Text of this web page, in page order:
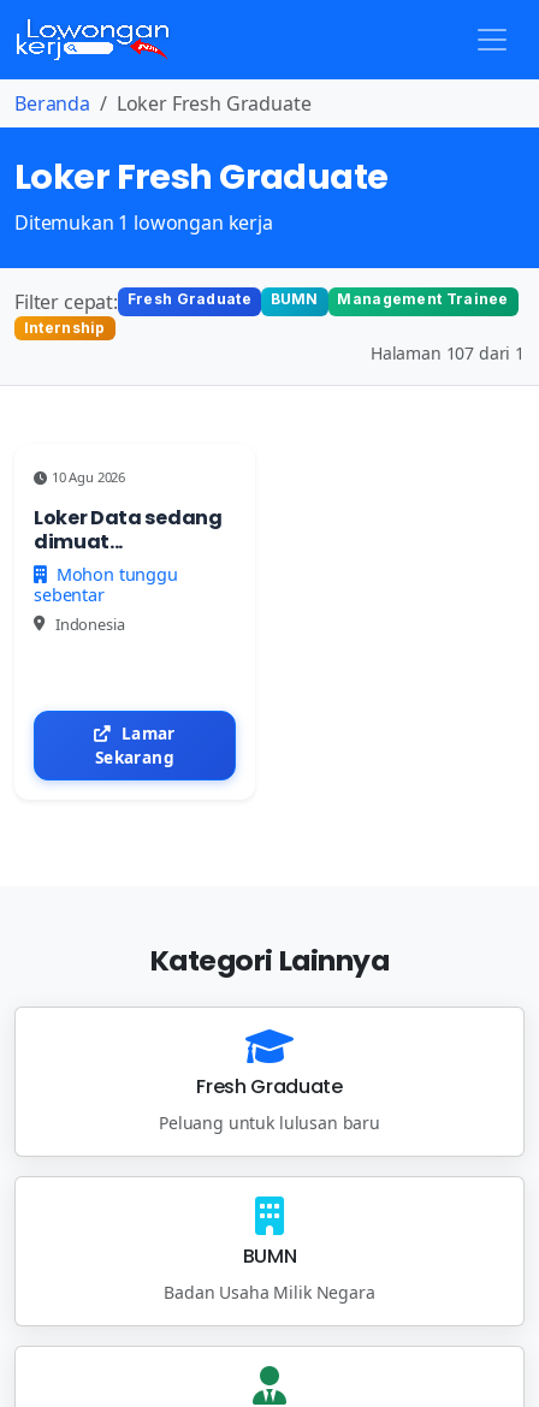
Beranda Loker Fresh Graduate
Loker Fresh Graduate
Ditemukan 1 lowongan kerja
Filter cepat: Fresh Graduate BUMN
Management Trainee
Internship
Halaman 107 dari 1
10 Agu 2026
Loker Data sedang
dimuat...
Mohon tunggu
sebentar
Indonesia
Lamar
Sekarang
Kategori Lainnya
Fresh Graduate
Peluang untuk lulusan baru
BUMN
Badan Usaha Milik Negara